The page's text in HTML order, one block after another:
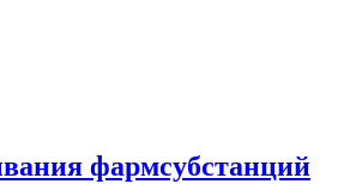
фармсубстанций